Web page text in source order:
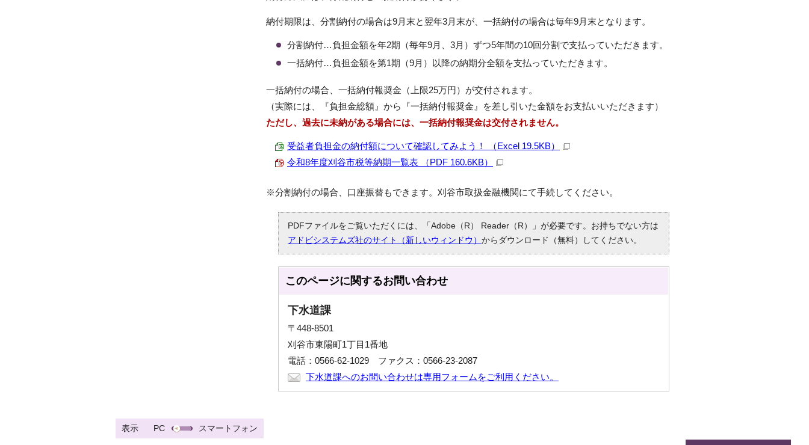
納付期限は、分割納付の場合は9月末と翌年3月末が、一括納付の場合は毎年9月末となります。
分割納付…負担金額を年2期（毎年9月、3月）ずつ5年間の10回分割で支払っていただきます。
一括納付…負担金額を第1期（9月）以降の納期分全額を支払っていただきます。
一括納付の場合、一括納付報奨金（上限25万円）が交付されます。
（実際には、『負担金総額』から『一括納付報奨金』を差し引いた金額をお支払いいただきます）
ただし、過去に未納がある場合には、一括納付報奨金は交付されません。
受益者負担金の納付額について確認してみよう！ （Excel 19.5KB）
令和8年度刈谷市税等納期一覧表 （PDF 160.6KB）
※分割納付の場合、口座振替もできます。刈谷市取扱金融機関にて手続してください。
PDFファイルをご覧いただくには、「Adobe（R） Reader（R）」が必要です。お持ちでない方は
アドビシステムズ社のサイト（新しいウィンドウ） からダウンロード（無料）してください。
このページに関するお問い合わせ
下水道課
〒448-8501
刈谷市東陽町1丁目1番地
電話：0566-62-1029 ファクス：0566-23-2087
下水道課へのお問い合わせは専用フォームをご利用ください。
表示 PC スマートフォン